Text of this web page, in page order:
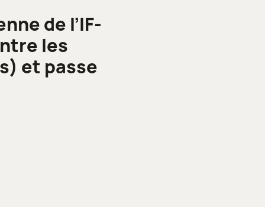
de l’IF-
les
et passe